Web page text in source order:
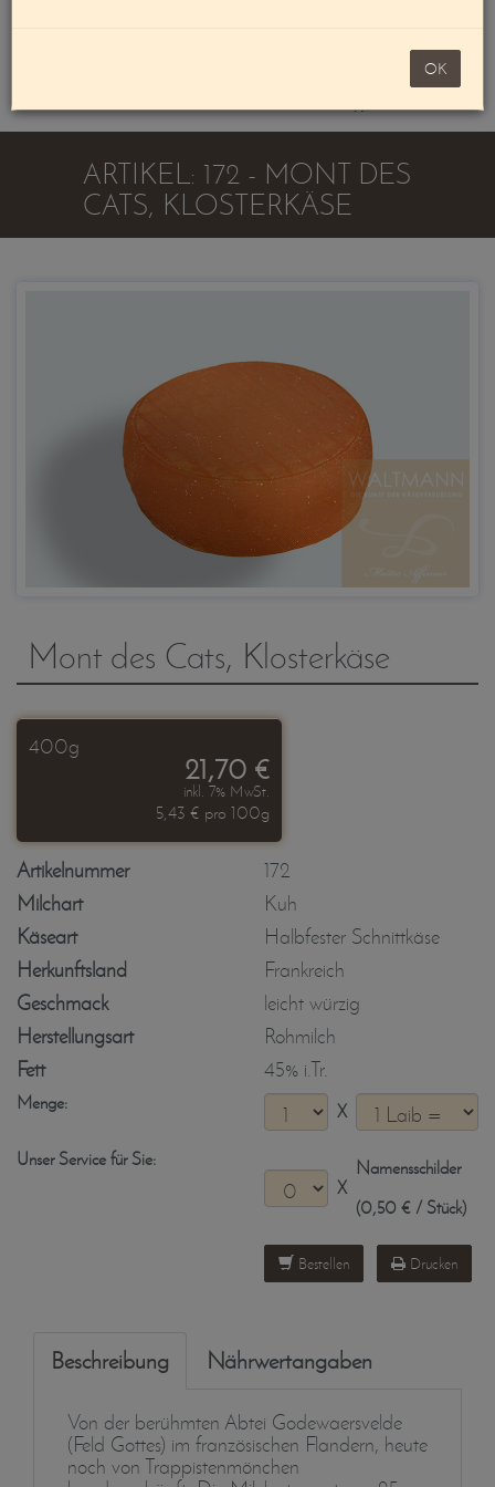
noch 100,00 €
Warenkorb
OK
ARTIKEL: 172 - MONT DES
CATS, KLOSTERKÄSE
Mont des Cats, Klosterkäse
400g
21,70 €
inkl. 7% MwSt.
5,43 € pro 100g
Artikelnummer
172
Milchart
Kuh
Käseart
Halbfester Schnittkäse
Herkunftsland
Frankreich
Geschmack
leicht würzig
Herstellungsart
Rohmilch
Fett
45% i.Tr.
Menge: X
Unser Service für Sie:
X
Namensschilder
(0,50 € / Stück)
Bestellen Drucken
Beschreibung Nährwertangaben
Von der berühmten Abtei Godewaersvelde
(Feld Gottes) im französischen Flandern, heute
noch von Trappistenmönchen